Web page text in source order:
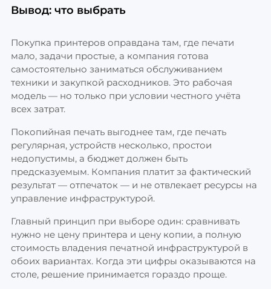
Вывод: что выбрать
Покупка принтеров оправдана там, где печати
мало, задачи простые, а компания готова
самостоятельно заниматься обслуживанием
техники и закупкой расходников. Это рабочая
модель — но только при условии честного учёта
всех затрат.
Покопийная печать выгоднее там, где печать
регулярная, устройств несколько, простои
недопустимы, а бюджет должен быть
предсказуемым. Компания платит за фактический
результат — отпечаток — и не отвлекает ресурсы на
управление инфраструктурой.
Главный принцип при выборе один: сравнивать
нужно не цену принтера и цену копии, а полную
стоимость владения печатной инфраструктурой в
обоих вариантах. Когда эти цифры оказываются на
столе, решение принимается гораздо проще.